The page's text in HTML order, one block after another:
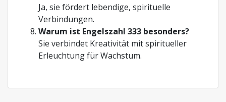
Ja, sie fördert lebendige, spirituelle
Verbindungen.
Warum ist Engelszahl 333 besonders?
Sie verbindet Kreativität mit spiritueller
Erleuchtung für Wachstum.